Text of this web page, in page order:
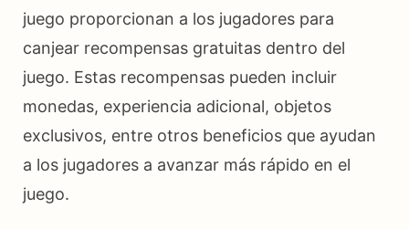
juego proporcionan a los jugadores para
canjear recompensas gratuitas dentro del
juego. Estas recompensas pueden incluir
monedas, experiencia adicional, objetos
exclusivos, entre otros beneficios que ayudan
a los jugadores a avanzar más rápido en el
juego.